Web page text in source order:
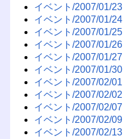
イベント/2007/01/23
イベント/2007/01/24
イベント/2007/01/25
イベント/2007/01/26
イベント/2007/01/27
イベント/2007/01/30
イベント/2007/02/01
イベント/2007/02/02
イベント/2007/02/07
イベント/2007/02/09
イベント/2007/02/13